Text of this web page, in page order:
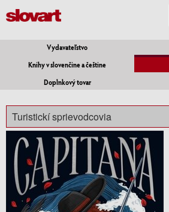
Vydavateľstvo
Knihy v slovenčine a češtine
Doplnkový tovar